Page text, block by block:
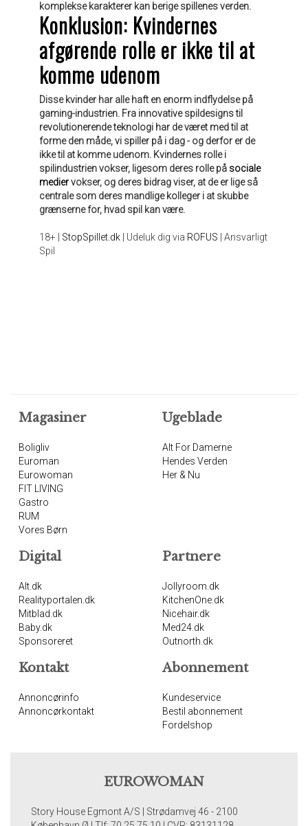
komplekse karakterer kan berige spillenes verden.
Konklusion: Kvindernes
afgørende rolle er ikke til at
komme udenom
Disse kvinder har alle haft en enorm indflydelse på
gaming-industrien. Fra innovative spildesigns til
revolutionerende teknologi har de været med til at
forme den måde, vi spiller på i dag - og derfor er de
ikke til at komme udenom. Kvindernes rolle i
spilindustrien vokser, ligesom deres rolle på sociale
mediervokser, og deres bidrag viser, at de er lige så
centrale som deres mandlige kolleger i at skubbe
grænserne for, hvad spil kan være.
18+ | StopSpillet.dk | Udeluk dig via ROFUS
| Ansvarligt
Spil
Magasiner
Boligliv
Euroman
Eurowoman
FIT LIVING
Gastro
RUM
Vores Børn
Ugeblade
Alt For Damerne
Hendes Verden
Her & Nu
Digital
Alt.dk
Realityportalen.dk
Mitblad.dk
Baby.dk
Sponsoreret
Partnere
Jollyroom.dk
KitchenOne.dk
Nicehair.dk
Med24.dk
Outnorth.dk
Kontakt
Annoncørinfo
Annoncørkontakt
Abonnement
Kundeservice
Bestil abonnement
Fordelshop
EUROWOMAN
Story House Egmont A/S | Strødamvej 46 - 2100